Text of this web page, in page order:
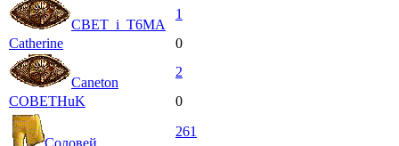
CBET_i_T6MA
1
Catherine
0
Caneton
2
COBETHuK
0
Соловей
261